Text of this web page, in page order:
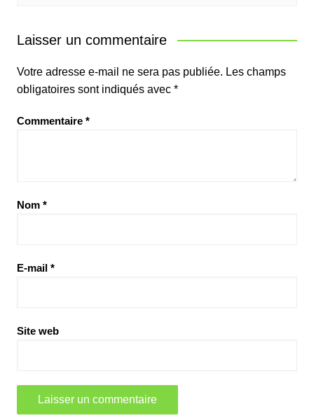
Laisser un commentaire
Votre adresse e-mail ne sera pas publiée. Les champs
obligatoires sont indiqués avec *
Commentaire *
Nom *
E-mail *
Site web